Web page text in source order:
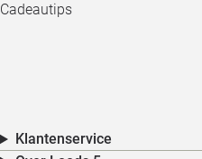
Cadeautips
Klantenservice